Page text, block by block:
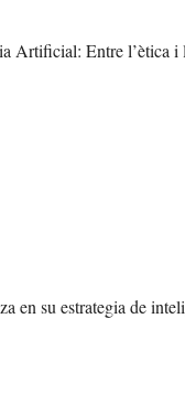
Artificial: Entre l’ètica i
en su estrategia de